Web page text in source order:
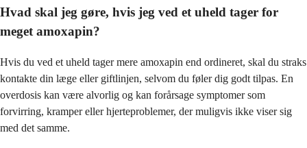
Hvad skal jeg gøre, hvis jeg ved et uheld tager for
meget amoxapin?
Hvis du ved et uheld tager mere amoxapin end ordineret, skal du straks
kontakte din læge eller giftlinjen, selvom du føler dig godt tilpas. En
overdosis kan være alvorlig og kan forårsage symptomer som
forvirring, kramper eller hjerteproblemer, der muligvis ikke viser sig
med det samme.